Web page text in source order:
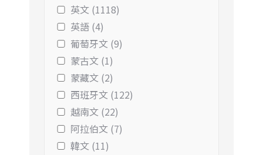
英文 (1118)
英語 (4)
葡萄牙文 (9)
蒙古文 (1)
蒙藏文 (2)
西班牙文 (122)
越南文 (22)
阿拉伯文 (7)
韓文 (11)